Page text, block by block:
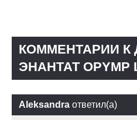
КОММЕНТАРИИ К
ЭНАНТАТ OPYMP
Aleksandra ответил(а)